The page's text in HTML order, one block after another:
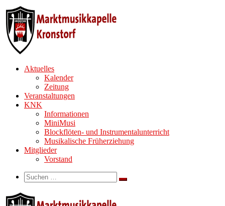
Zum
Inhalt
springen
Aktuelles
Kalender
Zeitung
Veranstaltungen
KNK
Informationen
MiniMusi
Blockflöten- und Instrumentalunterricht
Musikalische Früherziehung
Mitglieder
Vorstand
Search
Suche
Suchen …